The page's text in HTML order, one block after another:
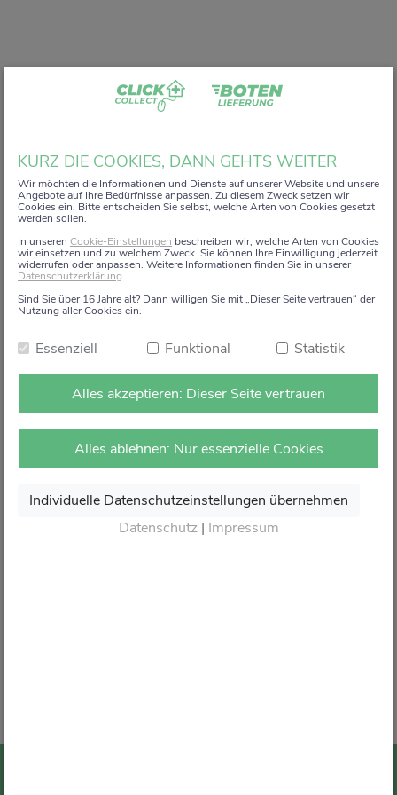
Liebe Kundin, lieber Kunde,
vielen Dank, dass Sie unser digitalesZACK+DA!
Aktionsregal genutzt haben.
Wir haben uns sehr gefreut, Sie auf diesem Weg begleiten
zu dürfen.
Dieses Angebot wird zum 15. Januar 2026 eingestellt.
Ab dem 16. Januar 2026 stehen die Online-
nicht mehr zur Verfügung.
Natürlich sind wir weiterhin persönlich für Sie da. Direkt
vor Ort in Ihrer Apotheke.
attraktive Angebote und den besten Service rund um Ihre
Danke für Ihr Vertrauen.
KURZ DIE COOKIES, DANN GEHTS WEITER
Wir möchten die Informationen und Dienste auf unserer Website und unsere
Angebote auf Ihre Bedürfnisse anpassen. Zu diesem Zweck setzen wir
Cookies ein. Bitte entscheiden Sie selbst, welche Arten von Cookies gesetzt
werden sollen.
In unseren Cookie-Einstellungen beschreiben wir, welche Arten von Cookies
wir einsetzen und zu welchem Zweck. Sie können Ihre Einwilligung jederzeit
widerrufen oder anpassen. Weitere Informationen finden Sie in unserer
Datenschutzerklärung.
Sind Sie über 16 Jahre alt? Dann willigen Sie mit „Dieser Seite vertrauen“ der
Nutzung aller Cookies ein.
Essenziell Funktional Statistik
Alles akzeptieren: Dieser Seite vertrauen
Alles ablehnen: Nur essenzielle Cookies
Individuelle Datenschutzeinstellungen übernehmen
Datenschutz| Impressum